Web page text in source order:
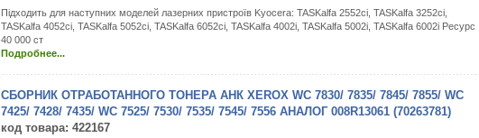
Підходить для наступних моделей лазерних пристроїв Kyocera: TASKalfa 2552ci, TASKalfa 3252ci,
TASKalfa 4052ci, TASKalfa 5052ci, TASKalfa 6052ci, TASKalfa 4002i, TASKalfa 5002i, TASKalfa 6002i Ресурс
40 000 ст
Подробнее...
СБОРНИК ОТРАБОТАННОГО ТОНЕРА АНК XEROX WC 7830/ 7835/ 7845/ 7855/ WC
7425/ 7428/ 7435/ WC 7525/ 7530/ 7535/ 7545/ 7556 АНАЛОГ 008R13061 (70263781)
код товара: 422167